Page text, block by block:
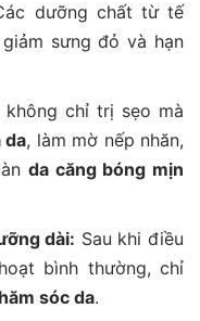
dưỡng chất từ tế
sưng đỏ và hạn
không chỉ trị sẹo mà
da, làm mờ nếp nhăn,
da căng bóng mịn
dài: Sau khi điều
bình thường, chỉ
sóc da.